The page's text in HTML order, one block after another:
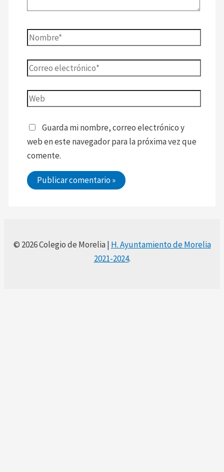
Guarda mi nombre, correo electrónico y
web en este navegador para la próxima vez que
comente.
© 2026 Colegio de Morelia | H. Ayuntamiento de Morelia
2021-2024.